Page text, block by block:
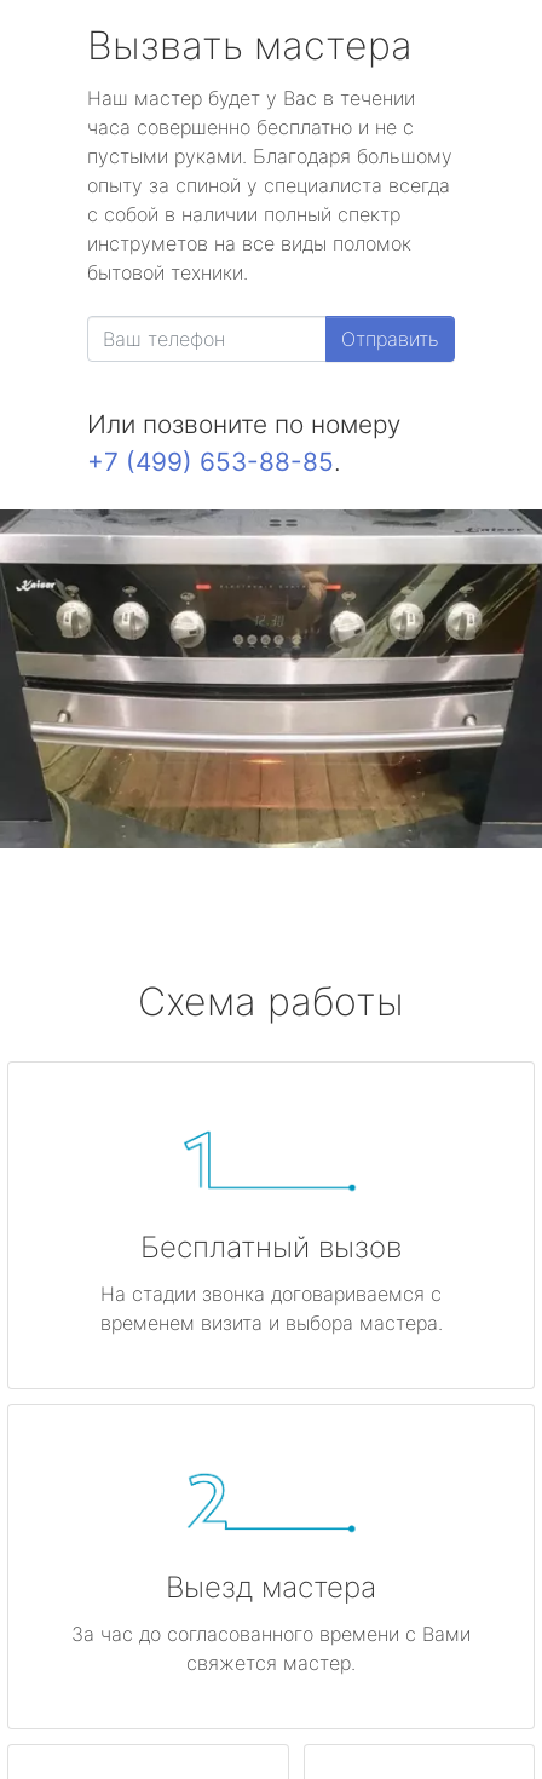
Вызвать мастера
Наш мастер будет у Вас в течении
часа совершенно бесплатно и не с
пустыми руками. Благодаря большому
опыту за спиной у специалиста всегда
с собой в наличии полный спектр
инструметов на все виды поломок
бытовой техники.
Отправить
Или позвоните по номеру
+7 (499) 653-88-85.
Схема работы
Бесплатный вызов
На стадии звонка договариваемся с
временем визита и выбора мастера.
Выезд мастера
За час до согласованного времени с Вами
свяжется мастер.